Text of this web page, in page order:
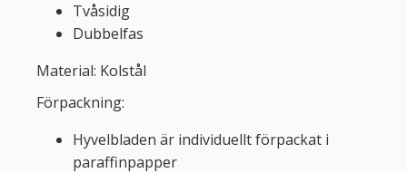
Tvåsidig
Dubbelfas
Material: Kolstål
Förpackning:
Hyvelbladen är individuellt förpackat i
paraffinpapper